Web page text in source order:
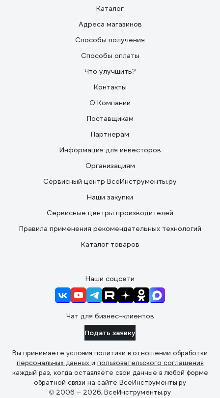
Каталог
Адреса магазинов
Способы получения
Способы оплаты
Что улучшить?
Контакты
О Компании
Поставщикам
Партнерам
Информация для инвесторов
Организациям
Сервисный центр ВсеИнструменты.ру
Наши закупки
Сервисные центры производителей
Правила применения рекомендательных технологий
Каталог товаров
Наши соцсети
Чат для бизнес-клиентов
Подать заявку
Вы принимаете условия политики в отношении обработки
персональных данных и пользовательского соглашения
каждый раз, когда оставляете свои данные в любой форме
обратной связи на сайте ВсеИнструменты.ру
© 2006 — 2026. ВсеИнструменты.ру